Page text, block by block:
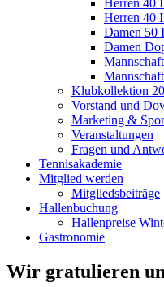
Herren 40
Herren 40
Damen 50 I
Damen
Klubkollektion
Vorstand und
Marketing &
Veranstaltungen
Fragen und
Tennisakademie
Mitglied werden
Mitgliedsbeiträge
Hallenbuchung
Hallenpreise
Gastronomie
Wir gratulieren